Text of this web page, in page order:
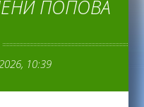
ПОПОВА
10:39